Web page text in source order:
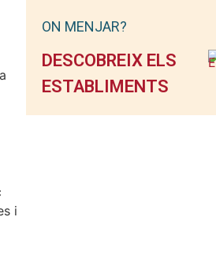
i
ON MENJAR?
DESCOBREIX ELS
ESTABLIMENTS